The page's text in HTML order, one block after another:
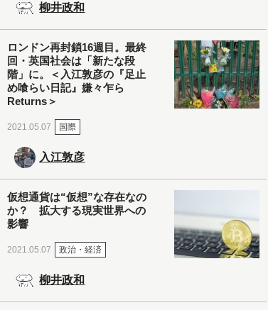
柳井政和
ロンドン再封鎖16週目。最終
回・英国社会は「新たな段
階」に。＜入江敦彦の『足止
め喰らい日記』嫌々乍ら
Returns＞
2021.05.07 国際
入江敦彦
仮想通貨は“仮想”な存在なの
か？ 拡大する現実世界への
影響
2021.05.07 政治・経済
柳井政和